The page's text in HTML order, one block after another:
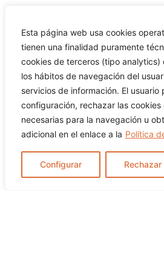
Esta página web usa cookies
tienen una finalidad puramente
cookies de terceros (tipo analytics)
los hábitos de navegación del
servicios de información. El usuario
configuración, rechazar las cookies
necesarias para la navegación u
adicional en el enlace a la Política
Configurar Rechazar
Las Médulas
Previous